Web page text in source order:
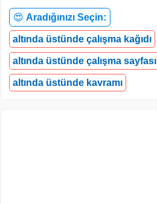
😍 Aradığınızı Seçin:
altında üstünde çalışma kağıdı
altında üstünde çalışma sayfası
altında üstünde kavramı